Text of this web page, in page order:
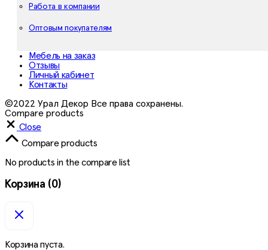
Работа в компании
Оптовым покупателям
Мебель на заказ
Отзывы
Личный кабинет
Контакты
©2022 Урал Декор Все права сохранены.
Compare products
Close
Compare products
No products in the compare list
Корзина (0)
Корзина пуста.